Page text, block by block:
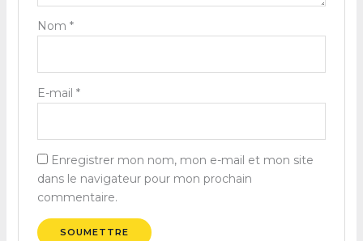
Nom *
E-mail *
Enregistrer mon nom, mon e-mail et mon site
dans le navigateur pour mon prochain
commentaire.